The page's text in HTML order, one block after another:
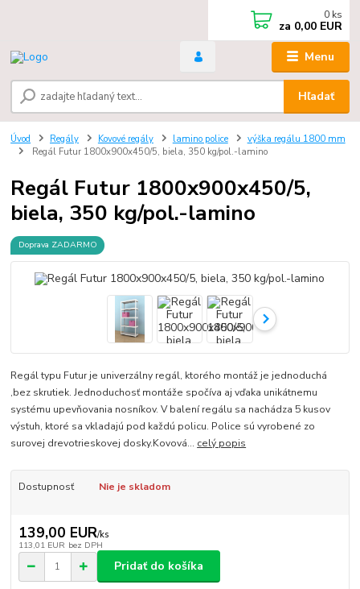
Menu
Hľadať
0 ks
za 0,00 EUR
Úvod Regály Kovové regály lamino police
výška regálu 1800 mm
Regál Futur 1800x900x450/5, biela, 350 kg/pol.-lamino
Regál Futur 1800x900x450/5,
biela, 350 kg/pol.-lamino
Doprava ZADARMO
Regál typu Futur je univerzálny regál, ktorého montáž je jednoduchá
,bez skrutiek. Jednoduchosť montáže spočíva aj vďaka unikátnemu
systému upevňovania nosníkov. V balení regálu sa nachádza 5 kusov
výstuh, ktoré sa vkladajú pod každú policu. Police sú vyrobené zo
surovej drevotrieskovej dosky.Kovová... celý popis
Dostupnosť Nie je skladom
139,00 EUR/ks
113,01 EUR bez DPH
Pridať do košíka